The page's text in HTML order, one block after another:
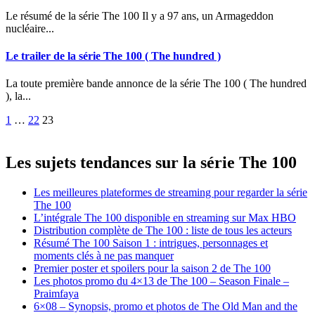
Le résumé de la série The 100 Il y a 97 ans, un Armageddon
nucléaire...
Le trailer de la série The 100 ( The hundred )
La toute première bande annonce de la série The 100 ( The hundred
), la...
Pagination
publications
1 … 22 23
Les sujets tendances sur la série The 100
Les meilleures plateformes de streaming pour regarder la série
The 100
L’intégrale The 100 disponible en streaming sur Max HBO
Distribution complète de The 100 : liste de tous les acteurs
Résumé The 100 Saison 1 : intrigues, personnages et
moments clés à ne pas manquer
Premier poster et spoilers pour la saison 2 de The 100
Les photos promo du 4×13 de The 100 – Season Finale –
Praimfaya
6×08 – Synopsis, promo et photos de The Old Man and the